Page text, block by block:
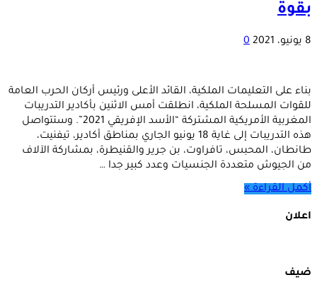
بقوة
8 يونيو، 2021 0
بناء على التعليمات الملكية، القائد الأعلى ورئيس أركان الحرب العامة
للقوات المسلحة الملكية، انطلقت أمس الاثنين بأكادير التدريبات
المغربية الأمريكية المشتركة “الأسد الإفريقي 2021”. وستتواصل
هذه التدريبات إلى غاية 18 يونيو الجاري بمناطق أكادير، تيفنيت،
طانطان، المحبس، تافراوت، بن جرير والقنيطرة، بمشاركة الآلاف
من الجيوش متعددة الجنسيات وعدد كبير جدا …
أكمل القراءة »
اعلان
ضيف